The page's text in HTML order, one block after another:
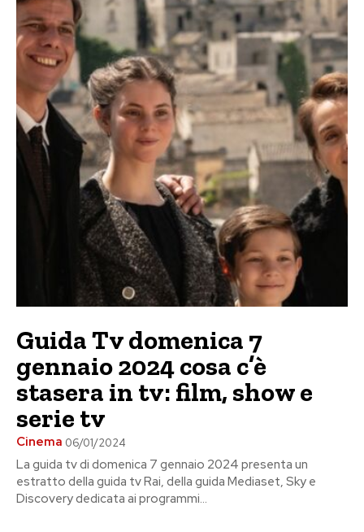
Guida Tv domenica 7
gennaio 2024 cosa c’è
stasera in tv: film, show e
serie tv
Cinema 06/01/2024
La guida tv di domenica 7 gennaio 2024 presenta un
estratto della guida tv Rai, della guida Mediaset, Sky e
Discovery dedicata ai programmi...